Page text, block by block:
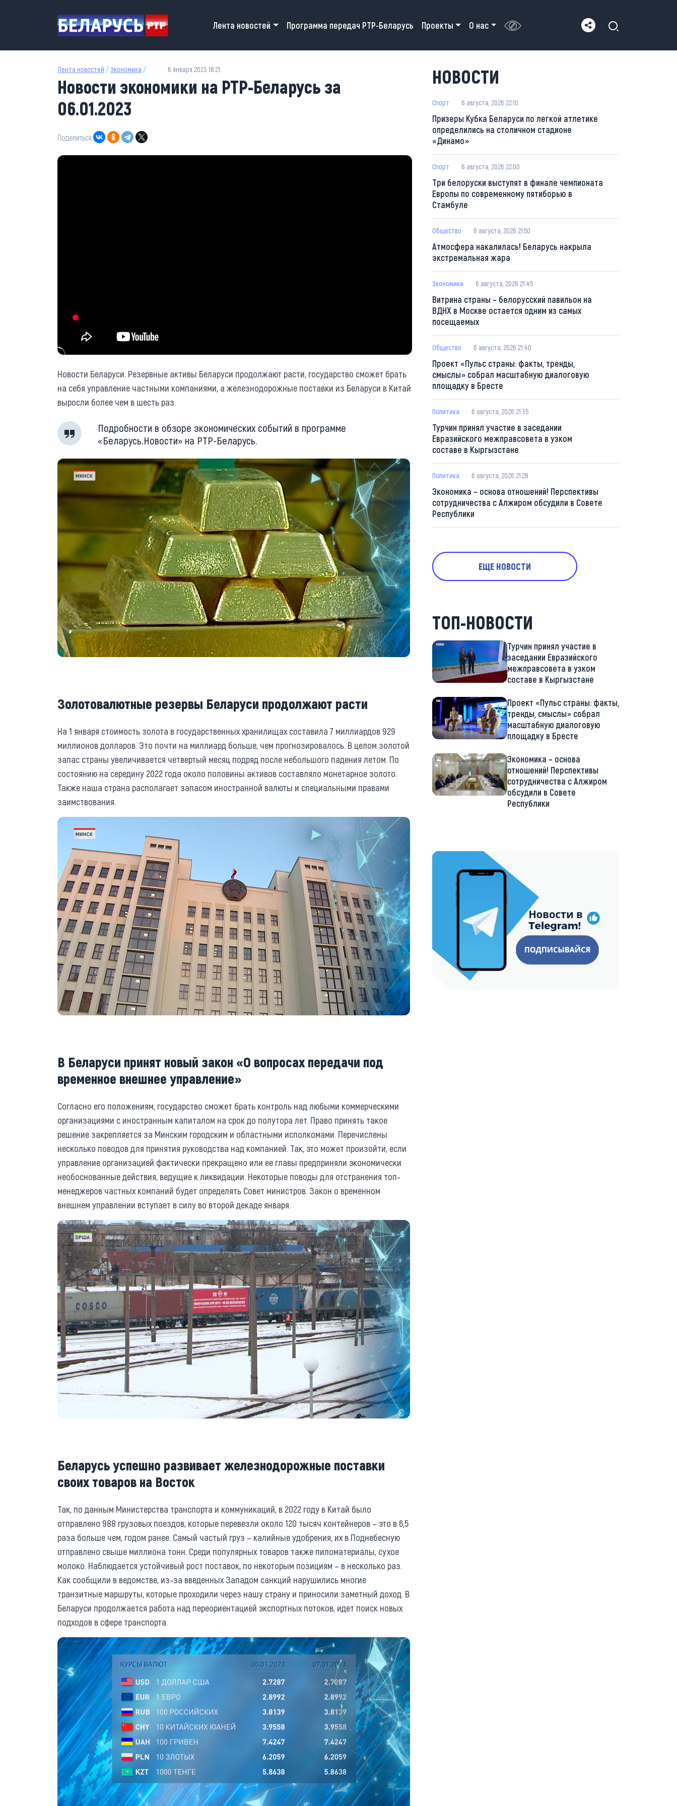
Main navigation
Лента новостей Программа передач РТР-Беларусь Проекты О нас
Лента новостей / Экономика / 6 января 2023 18:21
Новости экономики на РТР-Беларусь за
06.01.2023
Поделиться:
Новости Беларуси. Резервные активы Беларуси продолжают расти, государство сможет брать
на себя управление частными компаниями, а железнодорожные поставки из Беларуси в Китай
выросли более чем в шесть раз.
Подробности в обзоре экономических событий в программе
«Беларусь.Новости» на РТР-Беларусь.
Золотовалютные резервы Беларуси продолжают расти
На 1 января стоимость золота в государственных хранилищах составила 7 миллиардов 929
миллионов долларов. Это почти на миллиард больше, чем прогнозировалось. В целом золотой
запас страны увеличивается четвертый месяц подряд после небольшого падения летом. По
состоянию на середину 2022 года около половины активов составляло монетарное золото.
Также наша страна располагает запасом иностранной валюты и специальными правами
заимствования.
В Беларуси принят новый закон «О вопросах передачи под
временное внешнее управление»
Согласно его положениям, государство сможет брать контроль над любыми коммерческими
организациями с иностранным капиталом на срок до полутора лет. Право принять такое
решение закрепляется за Минским городским и областными исполкомами. Перечислены
несколько поводов для принятия руководства над компанией. Так, это может произойти, если
управление организацией фактически прекращено или ее главы предприняли экономически
необоснованные действия, ведущие к ликвидации. Некоторые поводы для отстранения топ-
менеджеров частных компаний будет определять Совет министров. Закон о временном
внешнем управлении вступает в силу во второй декаде января.
Беларусь успешно развивает железнодорожные поставки
своих товаров на Восток
Так, по данным Министерства транспорта и коммуникаций, в 2022 году в Китай было
отправлено 988 грузовых поездов, которые перевезли около 120 тысяч контейнеров – это в 6,5
раза больше чем, годом ранее. Самый частый груз – калийные удобрения, их в Поднебесную
отправлено свыше миллиона тонн. Среди популярных товаров также пиломатериалы, сухое
молоко. Наблюдается устойчивый рост поставок, по некоторым позициям – в несколько раз.
Как сообщили в ведомстве, из-за введенных Западом санкций нарушились многие
транзитные маршруты, которые проходили через нашу страну и приносили заметный доход. В
Беларуси продолжается работа над переориентацией экспортных потоков, идет поиск новых
подходов в сфере транспорта.
НОВОСТИ
Спорт 6 августа, 2026 22:10
Призеры Кубка Беларуси по легкой атлетике
определились на столичном стадионе
«Динамо»
Спорт 6 августа, 2026 22:00
Три белоруски выступят в финале чемпионата
Европы по современному пятиборью в
Стамбуле
Общество 6 августа, 2026 21:50
Атмосфера накалилась! Беларусь накрыла
экстремальная жара
Экономика 6 августа, 2026 21:45
Витрина страны – белорусский павильон на
ВДНХ в Москве остается одним из самых
посещаемых
Общество 6 августа, 2026 21:40
Проект «Пульс страны: факты, тренды,
смыслы» собрал масштабную диалоговую
площадку в Бресте
Политика 6 августа, 2026 21:35
Турчин принял участие в заседании
Евразийского межправсовета в узком
составе в Кыргызстане
Политика 6 августа, 2026 21:28
Экономика – основа отношений! Перспективы
сотрудничества с Алжиром обсудили в Совете
Республики
ЕЩЕ НОВОСТИ
ТОП-НОВОСТИ
Турчин принял участие в
заседании Евразийского
межправсовета в узком
составе в Кыргызстане
Проект «Пульс страны: факты,
тренды, смыслы» собрал
масштабную диалоговую
площадку в Бресте
Экономика – основа
отношений! Перспективы
сотрудничества с Алжиром
обсудили в Совете
Республики
https://t.me/minskctvby